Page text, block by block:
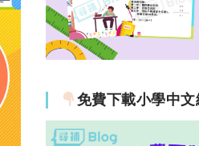
免費下載小學中文